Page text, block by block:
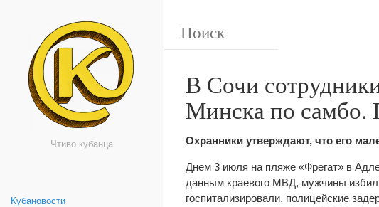
Чтиво кубанца
Кубановости
В Сочи
Минска по самбо.
Охранники утверждают, что его
Днем 3 июля на пляже «Фрегат» в
данным краевого МВД, мужчины
госпитализировали, полицейские